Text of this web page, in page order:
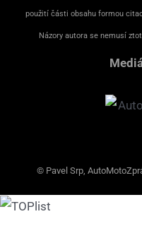
použití části obsahu formou
Názory autora se nemusí
© Pavel Srp,